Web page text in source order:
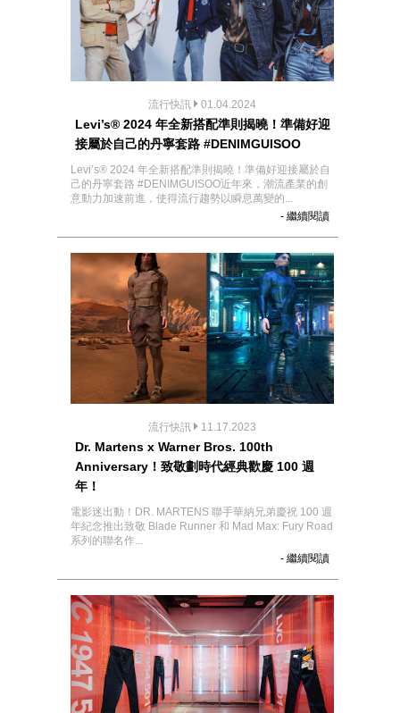
流行快訊 01.04.2024
Levi’s® 2024 年全新搭配準則揭曉！準備好迎
接屬於自己的丹寧套路 #DENIMGUISOO
Levi’s® 2024 年全新搭配準則揭曉！準備好迎接屬於自
己的丹寧套路 #DENIMGUISOO近年來，潮流產業的創
意動力加速前進，使得流行趨勢以瞬息萬變的...
- 繼續閱讀
流行快訊 11.17.2023
Dr. Martens x Warner Bros. 100th
Anniversary！致敬劃時代經典歡慶 100 週
年！
電影迷出動！DR. MARTENS 聯手華納兄弟慶祝 100 週
年紀念推出致敬 Blade Runner 和 Mad Max: Fury Road
系列的聯名作...
- 繼續閱讀